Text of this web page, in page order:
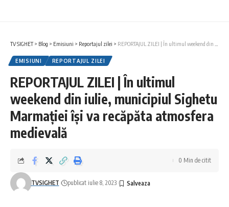
Ti-ar putea placea si
REPORTAJUL ZILEI: NUMEROASE PROBLEME PRIVIND
INTABULAREA TERENURILOR ÎN MARAMUREȘ
NOBLEȚEA MARAMUREȘULUI
MANIFEST: FESTIVALUL INTERNAȚIONAL DE FOLCLOR
”MARA”- EDIȚIA III
TV SIGHET> Blog > Emisiuni > Reportajul zilei > REPORTAJUL ZILEI | În ultimul weekend din iulie, municipiul Sighetu Marmației își va recăpăta atmosfera medievală
EMISIUNI REPORTAJUL ZILEI
REPORTAJUL ZILEI | În ultimul
weekend din iulie, municipiul Sighetu
Marmației își va recăpăta atmosfera
medievală
TVSIGHET publicat iulie 8, 2023
0 Min de citit